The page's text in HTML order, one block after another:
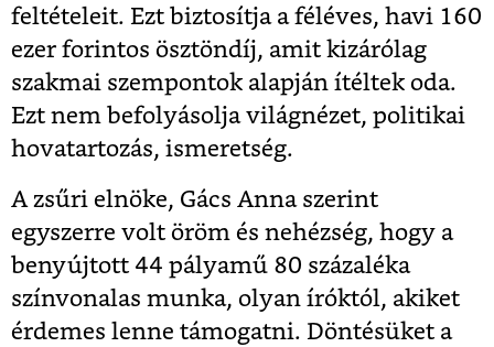
feltételeit. Ezt biztosítja a féléves, havi 160
ezer forintos ösztöndíj, amit kizárólag
szakmai szempontok alapján ítéltek oda.
Ezt nem befolyásolja világnézet, politikai
hovatartozás, ismeretség.
A zsűri elnöke, Gács Anna szerint
egyszerre volt öröm és nehézség, hogy a
benyújtott 44 pályamű 80 százaléka
színvonalas munka, olyan íróktól, akiket
érdemes lenne támogatni. Döntésüket a